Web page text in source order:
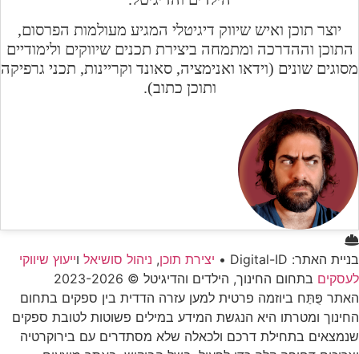
יוצר תוכן ואיש שיווק דיגיטלי המגיע מעולמות הפרסום,
התוכן וההדרכה ומתמחה ביצירת תכנים שיווקים ולימודיים
מסוגים שונים (וידאו ואנימציה, סאונד וקריינות, תכני גרפיקה
ותוכן כתוב).
בניית האתר: Digital-ID • יצירת תוכן, ניהול סושיאל וייעוץ שיווקי
לעסקים בתחום החינוך, הילדים והדיגיטל © 2023-2026
האתר פֻּתַּח ביוזמה פרטית למען עזרה הדדית בין ספקים בתחום
החינוך ומטרתו היא הנגשת המידע במילים פשוטות לטובת ספקים
שנמצאים בתחילת דרכם ולכאלה שלא מסתדרים עם בירוקרטיה